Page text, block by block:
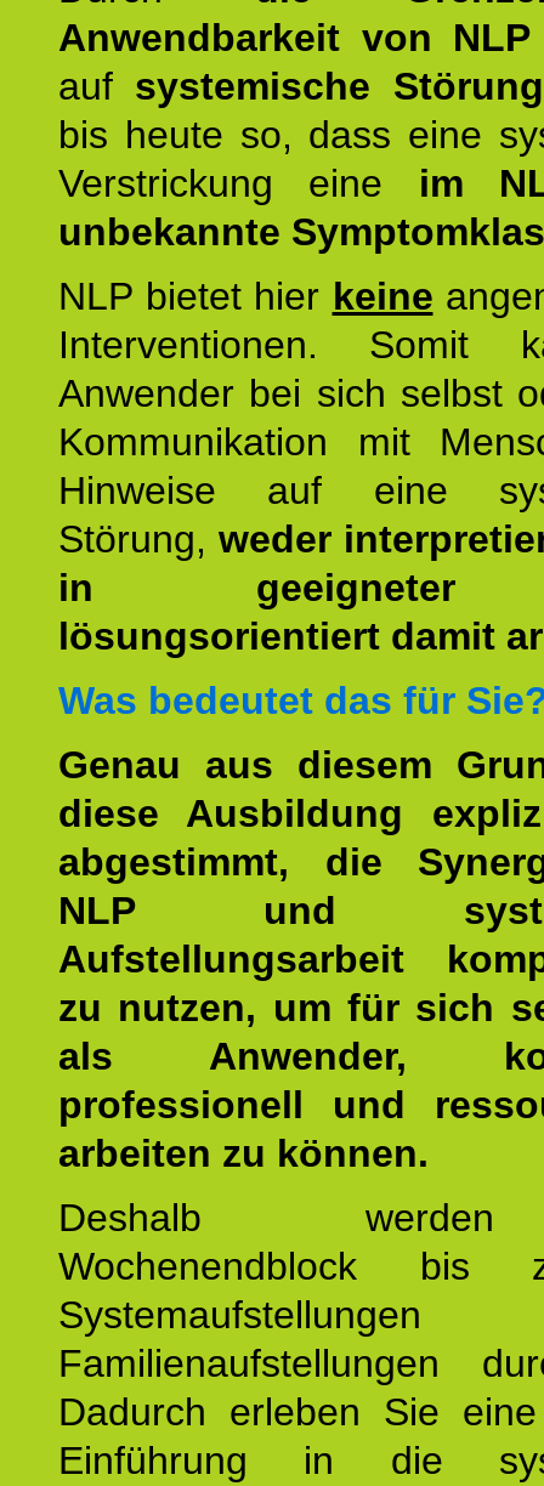
Anwendbarkeit von NLP
auf systemische
bis heute so, dass eine
Verstrickung eine im
unbekannte
NLP bietet hier keine
Interventionen. Somit
Anwender bei sich selbst
Kommunikation mit
Hinweise auf eine
Störung, weder
in geeigneter
lösungsorientiert damit
Was bedeutet das für
Genau aus diesem
diese Ausbildung
abgestimmt, die
NLP und
Aufstellungsarbeit
zu nutzen, um für sich
als Anwender,
professionell und
arbeiten zu können.
Deshalb
Wochenendblock bis
Familienaufstellungen
Dadurch erleben Sie
Einführung in die